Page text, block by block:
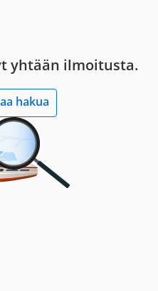
yhtään ilmoitusta.
hakua